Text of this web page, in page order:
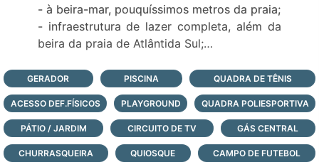
- à beira-mar, pouquíssimos metros da praia;
- infraestrutura de lazer completa, além da
beira da praia de Atlântida Sul;
24 horas, todos os dias do ano;
Veja todas as opções de lotes e casas à
venda no condomínio à beira-mar Atlântico
Vilas Club, logo abaixo, e agende a sua
visita com nossos corretores agora mesmo!
GERADOR PISCINA QUADRA DE TÊNIS
ACESSO DEF.FÍSICOS PLAYGROUND QUADRA POLIESPORTIVA
PÁTIO / JARDIM CIRCUITO DE TV GÁS CENTRAL
CHURRASQUEIRA QUIOSQUE CAMPO DE FUTEBOL